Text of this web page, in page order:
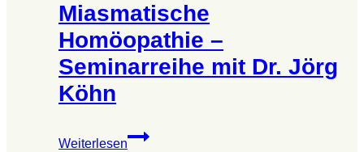
der
Utopie-
Akademie
Miasmatische
Homöopathie –
Seminarreihe mit Dr. Jörg
Köhn
Weiterlesen
Miasmatische